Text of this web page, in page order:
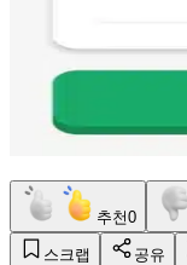
추천0
스크랩 공유